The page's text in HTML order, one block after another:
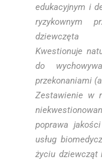
edukacyjnym i
ryzykownym
dziewczęta
Kwestionuje
do
przekonaniami
Zestawienie w
poprawa
usług
życiu dziewcząt